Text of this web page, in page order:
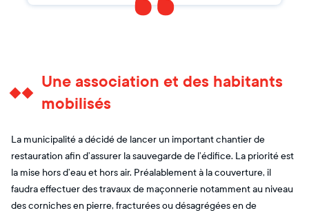
Une association et des habitants
mobilisés
La municipalité a décidé de lancer un important chantier de
restauration afin d’assurer la sauvegarde de l’édifice. La priorité est
la mise hors d’eau et hors air. Préalablement à la couverture, il
faudra effectuer des travaux de maçonnerie notamment au niveau
des corniches en pierre, fracturées ou désagrégées en de